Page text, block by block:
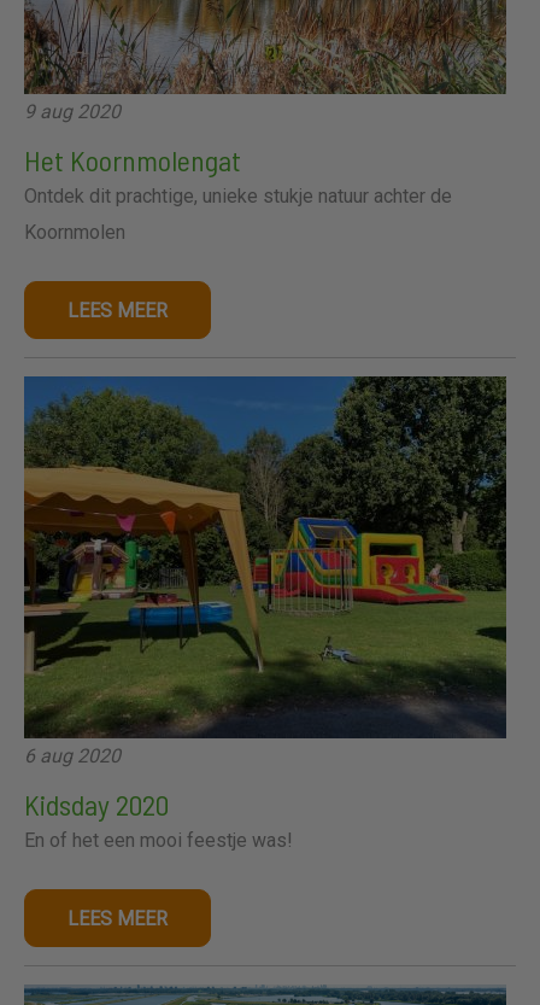
9 aug 2020
Het Koornmolengat
Ontdek dit prachtige, unieke stukje natuur achter de
Koornmolen
LEES MEER
6 aug 2020
Kidsday 2020
En of het een mooi feestje was!
LEES MEER